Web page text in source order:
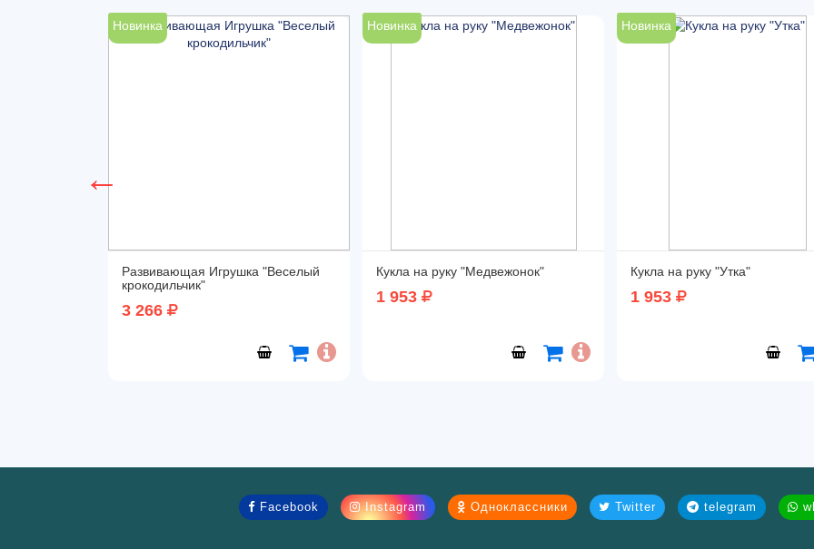
Новинка
Развивающая Игрушка "Веселый
крокодильчик"
3 266
Новинка
Кукла на руку "Медвежонок"
1 953
Новинка
Кукла на руку "Утка"
1 953
Facebook Instagram Одноклассники Twitter telegram